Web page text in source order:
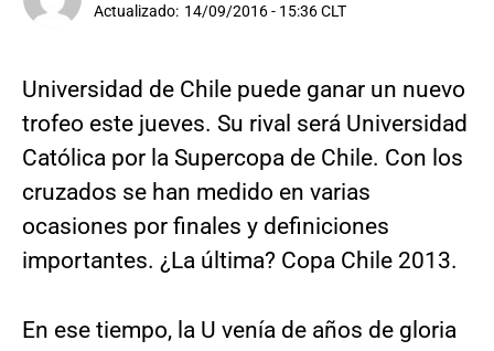
Actualizado: 14/09/2016 - 15:36 CLT
Universidad de Chile puede ganar un nuevo
trofeo este jueves. Su rival será Universidad
Católica por la Supercopa de Chile. Con los
cruzados se han medido en varias
ocasiones por finales y definiciones
importantes. ¿La última? Copa Chile 2013.
En ese tiempo, la U venía de años de gloria